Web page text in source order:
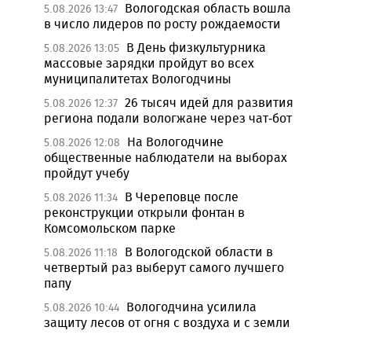
5.08.2026 13:47 Вологодская область вошла
в число лидеров по росту рождаемости
5.08.2026 13:05 В День физкультурника
массовые зарядки пройдут во всех
муниципалитетах Вологодчины
5.08.2026 12:37 26 тысяч идей для развития
региона подали вологжане через чат-бот
5.08.2026 12:08
На Вологодчине
общественные наблюдатели на выборах
пройдут учебу
5.08.2026 11:34 В Череповце после
реконструкции открыли фонтан в
Комсомольском парке
5.08.2026 11:18
В Вологодской области в
четвертый раз выберут самого лучшего
папу
5.08.2026 10:44 Вологодчина усилила
защиту лесов от огня с воздуха и с земли